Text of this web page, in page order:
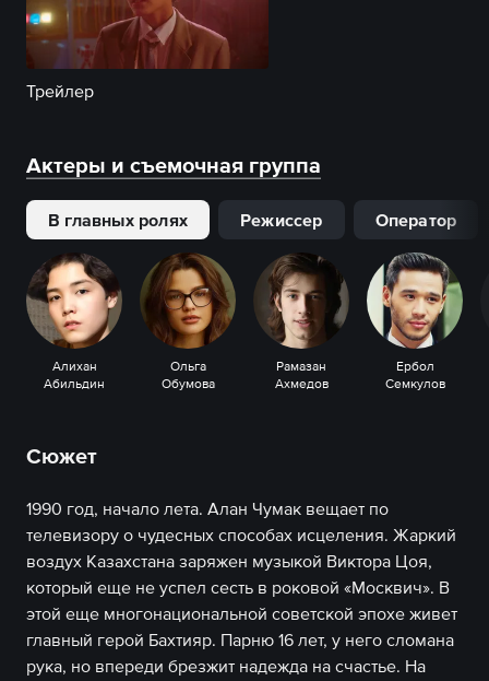
Трейлер
Актеры и съемочная группа
В главных ролях Режиссер Оператор
Алихан
Абильдин
Ольга
Обумова
Рамазан
Ахмедов
Ербол
Семкулов
Сюжет
1990 год, начало лета. Алан Чумак вещает по
телевизору о чудесных способах исцеления. Жаркий
воздух Казахстана заряжен музыкой Виктора Цоя,
который еще не успел сесть в роковой «Москвич». В
этой еще многонациональной советской эпохе живет
главный герой Бахтияр. Парню 16 лет, у него сломана
рука, но впереди брезжит надежда на счастье. На